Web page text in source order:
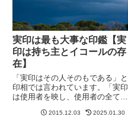
実印は最も大事な印鑑【実
印は持ち主とイコールの存
在】
「実印はその人そのもである」と
印相では言われています。「実印
は使用者を映し、使用者の全てが
材・書体・八方位の調和が取れて
2015.12.03 2025.01.30